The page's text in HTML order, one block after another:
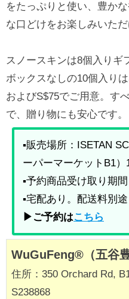
をたっぷりと使い、豊か
な口どけをお楽しみいただ
スノースキンは8個入りギ
ボックスなしの10個入り
およびS$75でご用意。す
で、贈り物にも安心です。
▪販売場所：ISETAN
ーパーマーケットB1）
▪予約商品受け取り期間
▪宅配あり。配送料別
▶ご予約はこちら
WuGuFeng®（五谷
住所：350 Orchard Rd,
S238868